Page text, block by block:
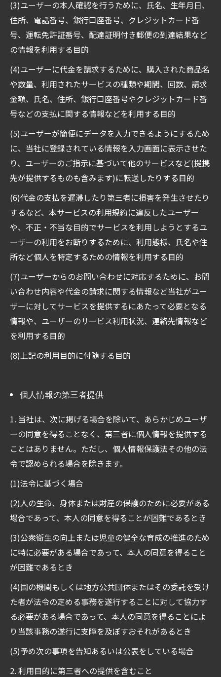
(3)ユーザーの本人確認を行うために、氏名、生年月日、
住所、電話番号、銀行口座番号、クレジットカード番
号、運転免許証番号、配達証明付き郵便の到達結果など
の情報を利用する目的
(4)ユーザーに代金を請求するために、購入された商品名
や数量、利用されたサービスの種類や期間、回数、請求
金額、氏名、住所、銀行口座番号やクレジットカード番
号などの支払に関する情報などを利用する目的
(5)ユーザーが簡便にデータを入力できるようにするため
に、当社に登録されている情報を入力画面に表示させた
り、ユーザーのご指示に基づいて他のサービスなど(提携
先が提供するものも含みます)に転送したりする目的
(6)代金の支払を遅滞したり第三者に損害を発生させたり
するなど、本サービスの利用規約に違反したユーザー
や、不正・不当な目的でサービスを利用しようとするユ
ーザーの利用をお断りするために、利用態様、氏名や住
所など個人を特定するための情報を利用する目的
(7)ユーザーからのお問い合わせに対応するために、お問
い合わせ内容や代金の請求に関する情報など当社がユー
ザーに対してサービスを提供するにあたって必要となる
情報や、ユーザーのサービス利用状況、連絡先情報など
を利用する目的
(8)上記の利用目的に付随する目的
個人情報の第三者提供
1. 当社は、次に掲げる場合を除いて、あらかじめユーザ
ーの同意を得ることなく、第三者に個人情報を提供する
ことはありません。ただし、個人情報保護法その他の法
令で認められる場合を除きます。
(1)法令に基づく場合
(2)人の生命、身体または財産の保護のために必要がある
場合であって、本人の同意を得ることが困難であるとき
(3)公衆衛生の向上または児童の健全な育成の推進のため
に特に必要がある場合であって、本人の同意を得ること
が困難であるとき
(4)国の機関もしくは地方公共団体またはその委託を受け
た者が法令の定める事務を遂行することに対して協力す
る必要がある場合であって、本人の同意を得ることによ
り当該事務の遂行に支障を及ぼすおそれがあるとき
(5)予め次の事項を告知あるいは公表をしている場合
2. 利用目的に第三者への提供を含むこと